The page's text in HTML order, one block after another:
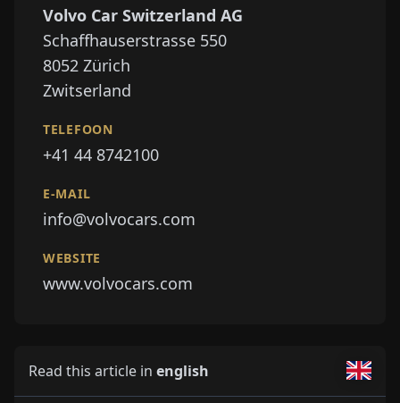
Volvo Car Switzerland AG
Schaffhauserstrasse 550
8052 Zürich
Zwitserland
TELEFOON
+41 44 8742100
E-MAIL
info@volvocars.com
WEBSITE
www.volvocars.com
Read this article in english